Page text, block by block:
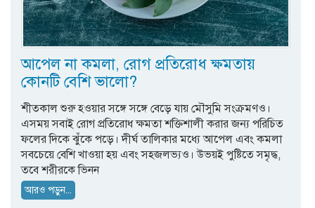
আপেল না কমলা, রোগ প্রতিরোধ ক্ষমতায়
কোনটি বেশি ভালো?
শীতকাল শুরু হওয়ার সঙ্গে সঙ্গে বেড়ে যায় মৌসুমি সংক্রমণও।
এসময় সবাই রোগ প্রতিরোধ ক্ষমতা শক্তিশালী করার জন্য পরিচিত
ফলের দিকে ঝুঁকে পড়ে। দীর্ঘ তালিকার মধ্যে আপেল এবং কমলা
সবচেয়ে বেশি খাওয়া হয় এবং সহজলভ্যও। উভয়ই পুষ্টিতে সমৃদ্ধ,
তবে শরীরকে ভিনন
আরও পড়ুন...